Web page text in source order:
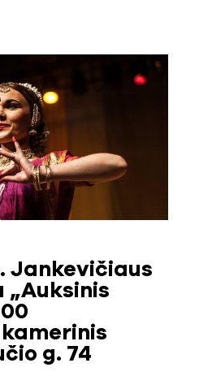
Jankevičiaus
kamerinis
g. 74